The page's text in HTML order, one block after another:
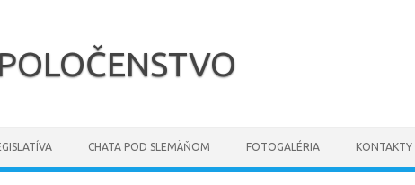
CHATA POD SLEMÄŇOM FOTOGALÉRIA KONTAKTY